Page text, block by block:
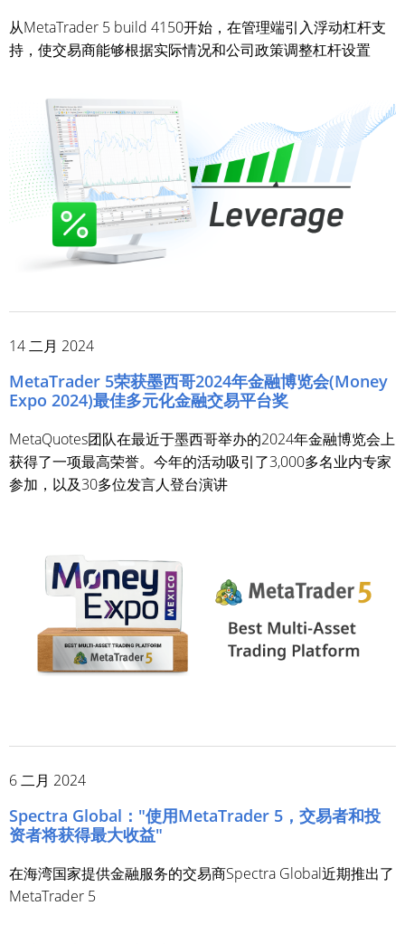
从MetaTrader 5 build 4150开始，在管理端引入浮动杠杆支
持，使交易商能够根据实际情况和公司政策调整杠杆设置
14 二月 2024
MetaTrader 5荣获墨西哥2024年金融博览会(Money
Expo 2024)最佳多元化金融交易平台奖
MetaQuotes团队在最近于墨西哥举办的2024年金融博览会上
获得了一项最高荣誉。今年的活动吸引了3,000多名业内专家
参加，以及30多位发言人登台演讲
6 二月 2024
Spectra Global："使用MetaTrader 5，交易者和投
资者将获得最大收益"
在海湾国家提供金融服务的交易商Spectra Global近期推出了
MetaTrader 5